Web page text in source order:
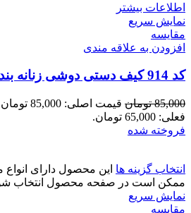
اطلاعات بیشتر
نمایش سریع
مقايسه
افزودن به علاقه مندی
کد 914 کیف دستی دوشی زنانه بند سنتی
85,000 تومان قیمت اصلی: 85,000 تومان بود.
فعلی: 65,000 تومان.
فروخته شده
انتخاب گزینه ها این محصول دارای
ممکن است در صفحه محصول انتخاب
نمایش سریع
مقايسه